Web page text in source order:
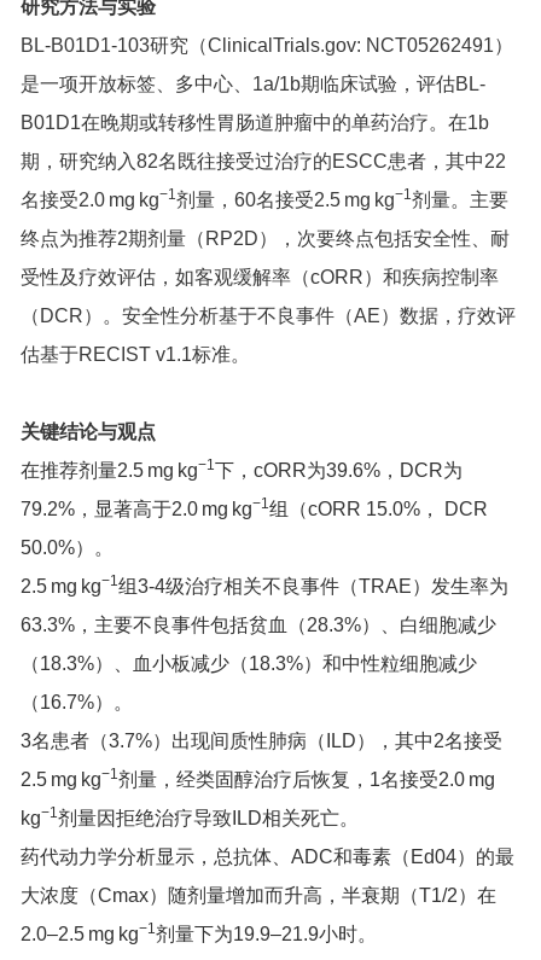
研究方法与实验
BL-B01D1-103研究（ClinicalTrials.gov: NCT05262491）
是一项开放标签、多中心、1a/1b期临床试验，评估BL-
B01D1在晚期或转移性胃肠道肿瘤中的单药治疗。在1b
期，研究纳入82名既往接受过治疗的ESCC患者，其中22
名接受2.0 mg kg−1剂量，60名接受2.5 mg kg−1剂量。主要
终点为推荐2期剂量（RP2D），次要终点包括安全性、耐
受性及疗效评估，如客观缓解率（cORR）和疾病控制率
（DCR）。安全性分析基于不良事件（AE）数据，疗效评
估基于RECIST v1.1标准。
关键结论与观点
在推荐剂量2.5 mg kg−1下，cORR为39.6%，DCR为
79.2%，显著高于2.0 mg kg−1组（cORR 15.0%， DCR
50.0%）。
2.5 mg kg−1组3-4级治疗相关不良事件（TRAE）发生率为
63.3%，主要不良事件包括贫血（28.3%）、白细胞减少
（18.3%）、血小板减少（18.3%）和中性粒细胞减少
（16.7%）。
3名患者（3.7%）出现间质性肺病（ILD），其中2名接受
2.5 mg kg−1剂量，经类固醇治疗后恢复，1名接受2.0 mg
kg−1剂量因拒绝治疗导致ILD相关死亡。
药代动力学分析显示，总抗体、ADC和毒素（Ed04）的最
大浓度（Cmax）随剂量增加而升高，半衰期（T1/2）在
2.0–2.5 mg kg−1剂量下为19.9–21.9小时。